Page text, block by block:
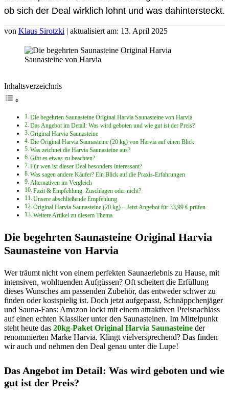
ob sich der Deal wirklich lohnt und was dahintersteckt.
von Klaus Sirotzki | aktualisiert am: 13. April 2025
Inhaltsverzeichnis
Die begehrten Saunasteine Original Harvia Saunasteine von Harvia
Das Angebot im Detail: Was wird geboten und wie gut ist der Preis?
Original Harvia Saunasteine
Die Original Harvia Saunasteine (20 kg) von Harvia auf einen Blick:
Was zeichnet die Harvia Saunasteine aus?
Gibt es etwas zu beachten?
Für wen ist dieser Deal besonders interessant?
Was sagen andere Käufer? Ein Blick auf die Praxis-Erfahrungen
Alternativen im Vergleich
Fazit & Empfehlung: Zuschlagen oder nicht?
Unsere abschließende Empfehlung
Original Harvia Saunasteine (20 kg) – Jetzt Angebot für 33,99 € prüfen
Weitere Artikel zu diesem Thema
Die begehrten Saunasteine Original Harvia
Saunasteine von Harvia
Wer träumt nicht von einem perfekten Saunaerlebnis zu Hause, mit
intensiven, wohltuenden Aufgüssen? Oft scheitert die Erfüllung
dieses Wunsches am passenden Zubehör, das entweder schwer zu
finden oder kostspielig ist. Doch jetzt aufgepasst, Schnäppchenjäger
und Sauna-Fans: Amazon lockt mit einem attraktiven Preisnachlass
auf einen echten Klassiker unter den Saunasteinen. Im Mittelpunkt
steht heute das 20kg-Paket Original Harvia Saunasteine der
renommierten Marke Harvia. Klingt vielversprechend? Das finden
wir auch und nehmen den Deal genau unter die Lupe!
Das Angebot im Detail: Was wird geboten und wie
gut ist der Preis?